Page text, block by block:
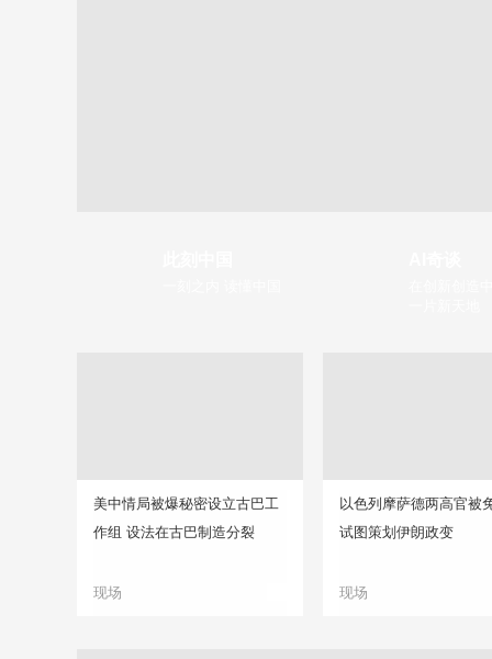
美中情局被爆秘密设立古巴工
作组 设法在古巴制造分裂
现场
以色列摩萨德两高官被
试图策划伊朗政变
现场